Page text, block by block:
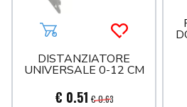
Aggiungi al carrello
Acquista
DISTANZIATORE
UNIVERSALE 0-12 CM
€ 0.51 € 0.63
GUARNIZIONI
IRRIGAZIONE
MISCELATORI
MULTISTRATO
MULTISTRATO ACQUA
PPR VERDE